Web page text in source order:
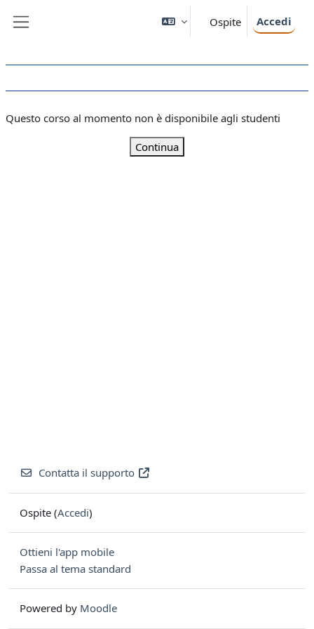
Ospite Accedi
Questo corso al momento non è disponibile agli studenti
Continua
Contatta il supporto
Ospite (Accedi)
Ottieni l'app mobile
Passa al tema standard
Powered by Moodle